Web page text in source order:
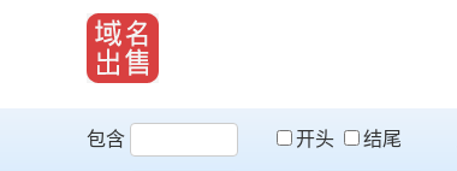
包含 开头
结尾